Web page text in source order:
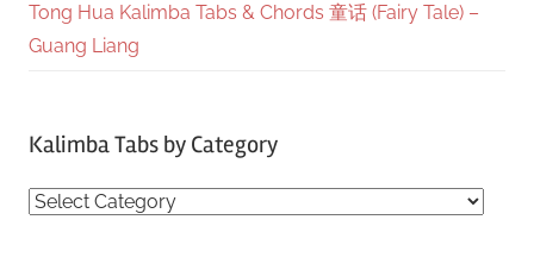
Tong Hua Kalimba Tabs & Chords 童话 (Fairy Tale) –
Guang Liang
Kalimba Tabs by Category
Kalimba